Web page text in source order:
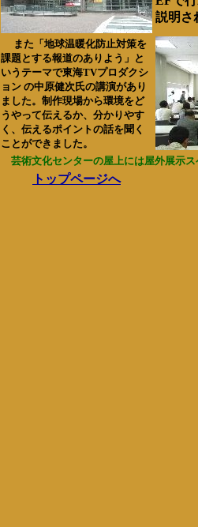
説明さ
また「地球温暖化防止対策を
課題とする報道のありよう」と
いうテーマで東海TVプロダクシ
ョン の中原健次氏の講演があり
ました。 制作現場から環境をど
うやって伝えるか、分かりやす
く、伝えるポイントの話を聞く
ことができました。
芸術文化センターの屋上には屋外展示
トップページへ